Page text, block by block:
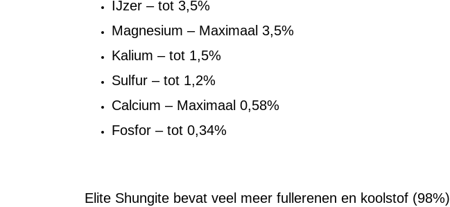
IJzer – tot 3,5%
Magnesium – Maximaal 3,5%
Kalium – tot 1,5%
Sulfur – tot 1,2%
Calcium – Maximaal 0,58%
Fosfor – tot 0,34%
Elite Shungite bevat veel meer fullerenen en koolstof (98%)